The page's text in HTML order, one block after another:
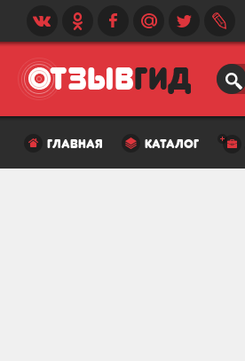
главная каталог